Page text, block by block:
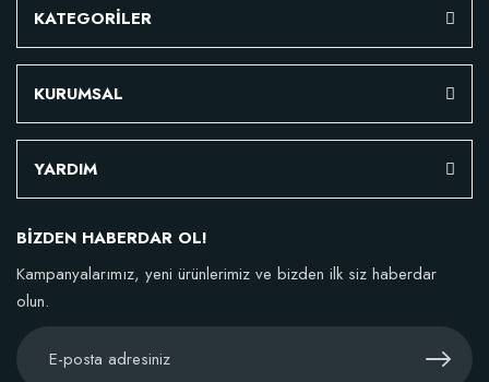
KATEGORİLER
KURUMSAL
YARDIM
BİZDEN HABERDAR OL!
Kampanyalarımız, yeni ürünlerimiz ve bizden ilk siz haberdar
olun.